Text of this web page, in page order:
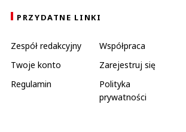
PRZYDATNE LINKI
Zespół redakcyjny Współpraca
Twoje konto
Zarejestruj się
Regulamin
Polityka
prywatności